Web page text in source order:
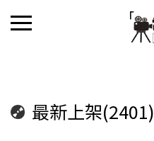
最新上架(2401)